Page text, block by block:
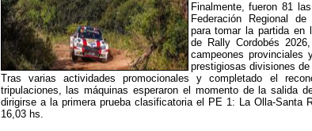
Finalmente, fueron 81
Federación Regional
para tomar la partida en
de Rally Cordobés
campeones provinciales
prestigiosas divisiones
Tras varias actividades promocionales y completado el
tripulaciones, las máquinas esperaron el momento de la salida
dirigirse a la primera prueba clasificatoria el PE 1: La Olla-Santa
16,03 hs.